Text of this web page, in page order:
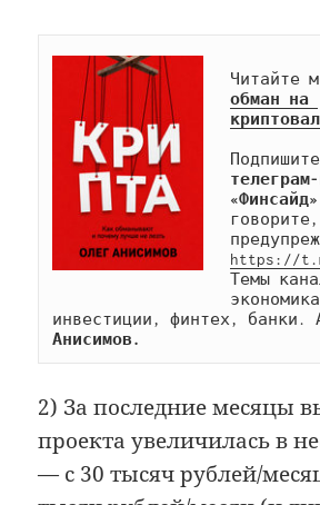
Читайте
обман на
«Финсайд»
https://
Темы
инвестиции, финтех,
Анисимов.
2) За последние месяцы
проекта увеличилась в
— с 30 тысяч рублей/